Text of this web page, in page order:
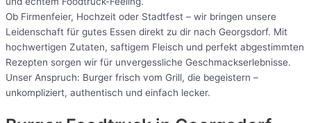
Ob Firmenfeier, Hochzeit oder Stadtfest – wir bringen unsere
Leidenschaft für gutes Essen direkt zu dir nach Georgsdorf. Mit
hochwertigen Zutaten, saftigem Fleisch und perfekt abgestimmten
Rezepten sorgen wir für unvergessliche Geschmackserlebnisse.
Unser Anspruch: Burger frisch vom Grill, die begeistern –
unkompliziert, authentisch und einfach lecker.